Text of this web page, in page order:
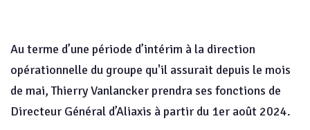
Au terme d’une période d’intérim à la direction
opérationnelle du groupe qu'il assurait depuis le mois
de mai, Thierry Vanlancker prendra ses fonctions de
Directeur Général d’Aliaxis à partir du 1er août 2024.